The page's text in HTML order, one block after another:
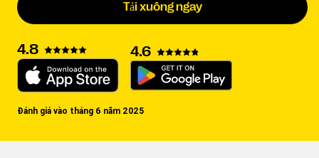
Tải xuống ngay
4.8 4.6
Đánh giá vào tháng 6 năm 2025